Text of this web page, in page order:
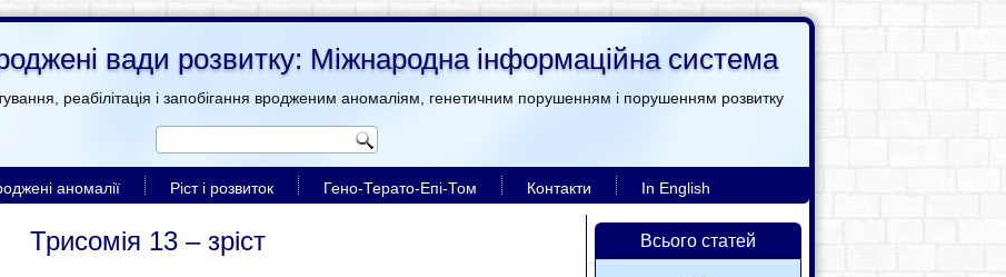
вади розвитку: Міжнародна інформаційна система
реабілітація і запобігання вродженим аномаліям, генетичним порушенням і порушенням розвитку
аномалії Ріст і розвиток Гено-Терато-Епі-Том Контакти In English
Трисомія 13 – зріст Всього статей